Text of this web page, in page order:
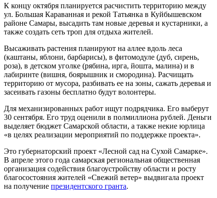
К концу октября планируется расчистить территорию между
ул. Большая Караванная и рекой Татьянка в Куйбышевском
районе Самары, высадить там новые деревья и кустарники, а
также создать сеть троп для отдыха жителей.
Высаживать растения планируют на аллее вдоль леса
(каштаны, яблони, барбарисы), в фитомодуле (дуб, сирень,
роза), в детском уголке (рябина, ирга, йошта, малина) и в
лабиринте (вишня, боярышник и смородина). Расчищать
территорию от мусора, разбивать ее на зоны, сажать деревья и
засеивать газоны бесплатно будут волонтеры.
Для механизированных работ ищут подрядчика. Его выберут
30 сентября. Его труд оценили в полмиллиона рублей. Деньги
выделяет бюджет Самарской области, а также некие юрлица
«в целях реализации мероприятий по поддержке проекта».
Это губернаторский проект «Лесной сад на Сухой Самарке».
В апреле этого года самарская региональная общественная
организация содействия благоустройству области и росту
благосостояния жителей «Свежий ветер» выдвигала проект
на получение президентского гранта.